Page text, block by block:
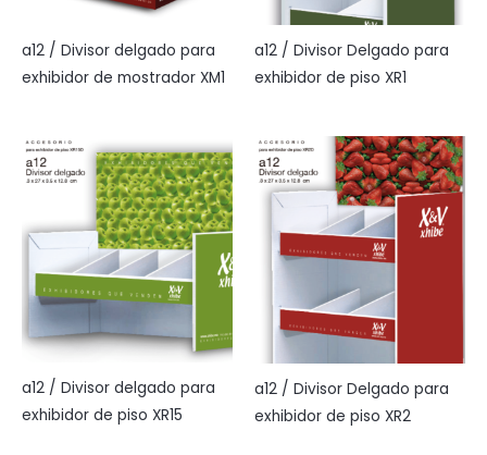
a12 / Divisor delgado para
exhibidor de mostrador XM1
a12 / Divisor Delgado para
exhibidor de piso XR1
a12 / Divisor delgado para
exhibidor de piso XR15
a12 / Divisor Delgado para
exhibidor de piso XR2